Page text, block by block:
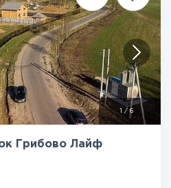
/ 6
Грибово Лайф